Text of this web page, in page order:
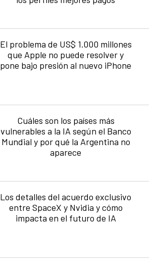
El problema de US$ 1.000 millones
que Apple no puede resolver y
pone bajo presión al nuevo iPhone
Cuáles son los países más
vulnerables a la IA según el Banco
Mundial y por qué la Argentina no
aparece
Los detalles del acuerdo exclusivo
entre SpaceX y Nvidia y cómo
impacta en el futuro de IA